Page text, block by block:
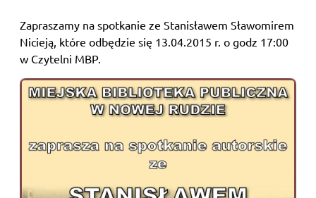
Zapraszamy na spotkanie ze Stanisławem Sławomirem
Nicieją, które odbędzie się 13.04.2015 r. o godz 17:00
w Czytelni MBP.